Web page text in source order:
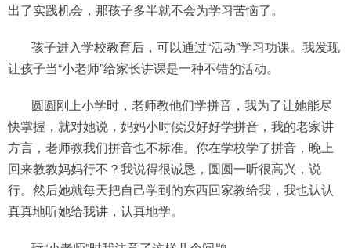
出了实践机会，那孩子多半就不会为学习苦恼了。
孩子进入学校教育后，可以通过“活动”学习功课。我发现
让孩子当“小老师”给家长讲课是一种不错的活动。
圆圆刚上小学时，老师教他们学拼音，我为了让她能尽
快掌握，就对她说，妈妈小时候没好好学拼音，我的老家讲
方言，老师教我们拼音也不标准。你在学校学了拼音，晚上
回来教教妈妈行不？我说得很诚恳，圆圆一听很高兴，说
行。然后她就每天把自己学到的东西回家教给我，我也认认
真真地听她给我讲，认真地学。